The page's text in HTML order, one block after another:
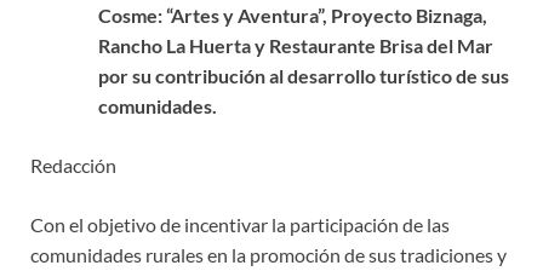
Cosme: “Artes y Aventura”, Proyecto Biznaga,
Rancho La Huerta y Restaurante Brisa del Mar
por su contribución al desarrollo turístico de sus
comunidades.
Redacción
Con el objetivo de incentivar la participación de las
comunidades rurales en la promoción de sus tradiciones y